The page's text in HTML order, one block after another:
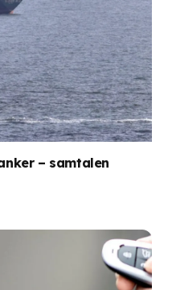
– samtalen